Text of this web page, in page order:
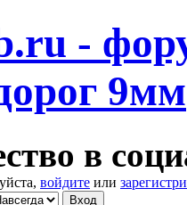
в
войдите или